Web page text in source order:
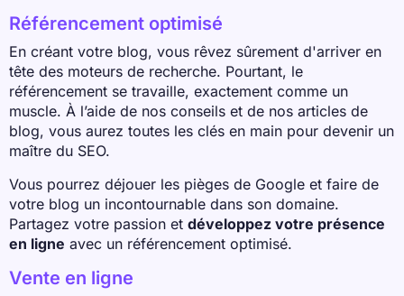
Référencement optimisé
En créant votre blog, vous rêvez sûrement d'arriver en
tête des moteurs de recherche. Pourtant, le
référencement se travaille, exactement comme un
muscle. À l’aide de nos conseils et de nos articles de
blog, vous aurez toutes les clés en main pour devenir un
maître du SEO.
Vous pourrez déjouer les pièges de Google et faire de
votre blog un incontournable dans son domaine.
Partagez votre passion et développez votre présence
en ligne avec un référencement optimisé.
Vente en ligne